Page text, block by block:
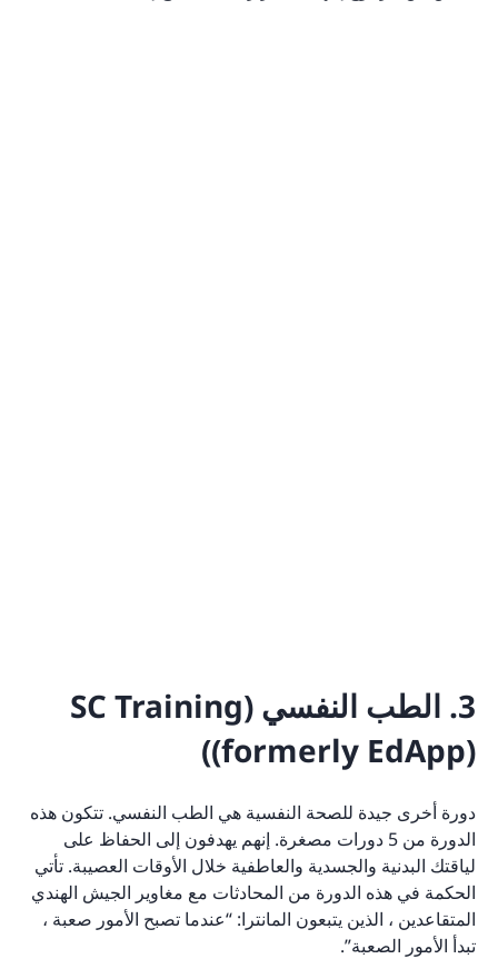
3. الطب النفسي (SC Training
(formerly EdApp))
دورة أخرى جيدة للصحة النفسية هي الطب النفسي. تتكون هذه
الدورة من 5 دورات مصغرة. إنهم يهدفون إلى الحفاظ على
لياقتك البدنية والجسدية والعاطفية خلال الأوقات العصيبة. تأتي
الحكمة في هذه الدورة من المحادثات مع مغاوير الجيش الهندي
المتقاعدين ، الذين يتبعون المانترا: “عندما تصبح الأمور صعبة ،
تبدأ الأمور الصعبة”.